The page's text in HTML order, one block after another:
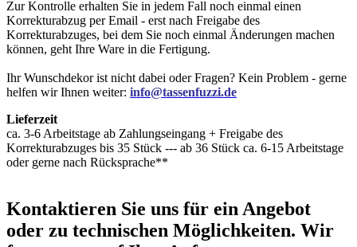
Zur Kontrolle erhalten Sie in jedem Fall noch einmal einen
Korrekturabzug per Email - erst nach Freigabe des
Korrekturabzuges, bei dem Sie noch einmal Änderungen machen
können, geht Ihre Ware in die Fertigung.
Ihr Wunschdekor ist nicht dabei oder Fragen? Kein Problem - gerne
helfen wir Ihnen weiter: info@tassenfuzzi.de
Lieferzeit
ca. 3-6 Arbeitstage ab Zahlungseingang + Freigabe des
Korrekturabzuges bis 35 Stück --- ab 36 Stück ca. 6-15 Arbeitstage
oder gerne nach Rücksprache**
Kontaktieren Sie uns für ein Angebot
oder zu technischen Möglichkeiten. Wir